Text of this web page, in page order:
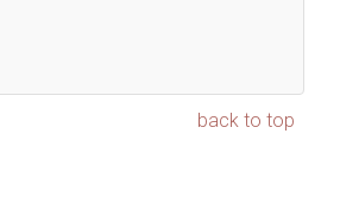
back to top